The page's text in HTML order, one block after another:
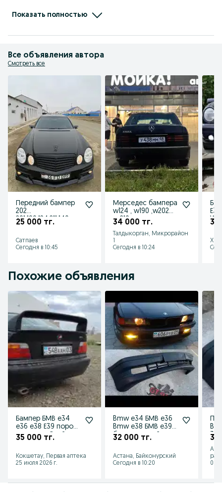
Работаем более 10 лет, своё производство, свои формы, опытная команда
Показать полностью
Все объявления автора
Смотреть все
Передний бампер
202
201,190,124,211,140
25 000 тг.
Сатпаев
Сегодня в 10:45
Мерседес бампера
w124 , w190 ,w202
,w210
34 000 тг.
Талдыкорган, Микрорайон
1
Сегодня в 10:24
30
Похожие объявления
Бампер БМВ е34
е36 е38 Е39 пороги
накладки Спойлер
35 000 тг.
Кокшетау, Первая аптека
25 июля 2026 г.
Bmw e34 БМВ е36
Bmw e38 БМВ е39
бампера спойлер
32 000 тг.
Астана, Байконурский
Сегодня в 10:20
39
е34
35
06